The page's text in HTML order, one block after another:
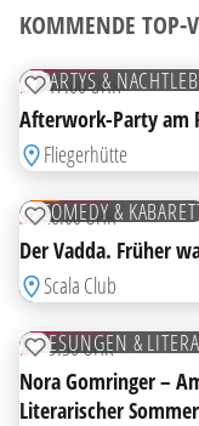
KOMMENDE TOP-
13
PARTYS &
ZUR MERKLISTE
DO17:00 UHR
Afterwork-Party am
Fliegerhütte
HIGHLIGHT
15
COMEDY &
ZUR MERKLISTE
SA20:00 UHR
Der Vadda. Früher
Scala Club
18
LESUNGEN &
ZUR MERKLISTE
DI19:30 UHR
Nora Gomringer –
Literarischer